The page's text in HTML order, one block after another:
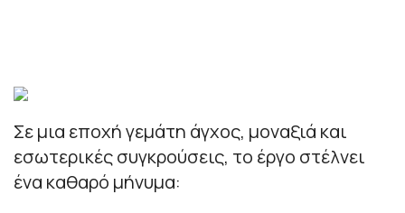
Σε μια εποχή γεμάτη άγχος, μοναξιά και
εσωτερικές συγκρούσεις, το έργο στέλνει
ένα καθαρό μήνυμα: